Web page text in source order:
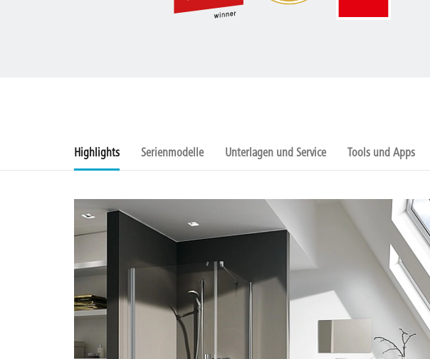
Highlights Serienmodelle Unterlagen und Service Tools und Apps